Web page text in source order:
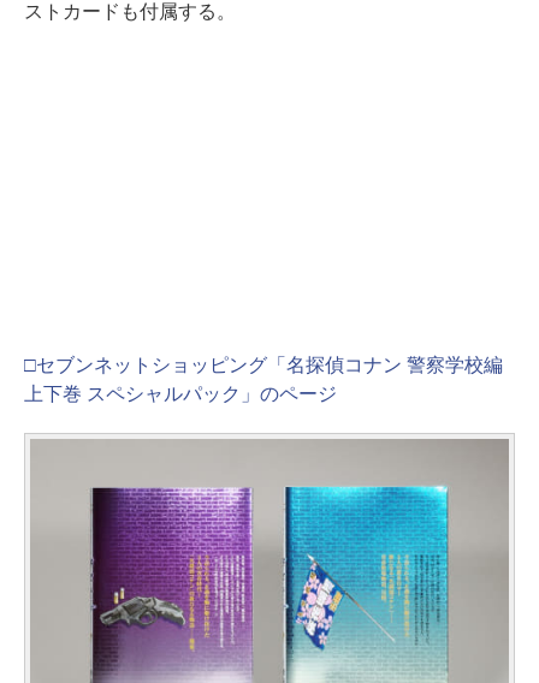
ストカードも付属する。
□セブンネットショッピング「名探偵コナン 警察学校編
上下巻 スペシャルパック」のページ